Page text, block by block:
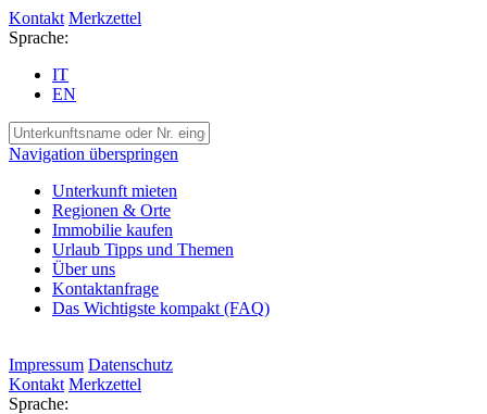
Kontakt Merkzettel
Sprache:
IT
EN
Navigation überspringen
Unterkunft mieten
Regionen & Orte
Immobilie kaufen
Urlaub Tipps und Themen
Über uns
Kontaktanfrage
Das Wichtigste kompakt (FAQ)
Impressum Datenschutz
Kontakt Merkzettel
Sprache: